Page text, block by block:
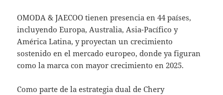
OMODA & JAECOO tienen presencia en 44 países,
incluyendo Europa, Australia, Asia-Pacífico y
América Latina, y proyectan un crecimiento
sostenido en el mercado europeo, donde ya figuran
como la marca con mayor crecimiento en 2025.
Como parte de la estrategia dual de Chery